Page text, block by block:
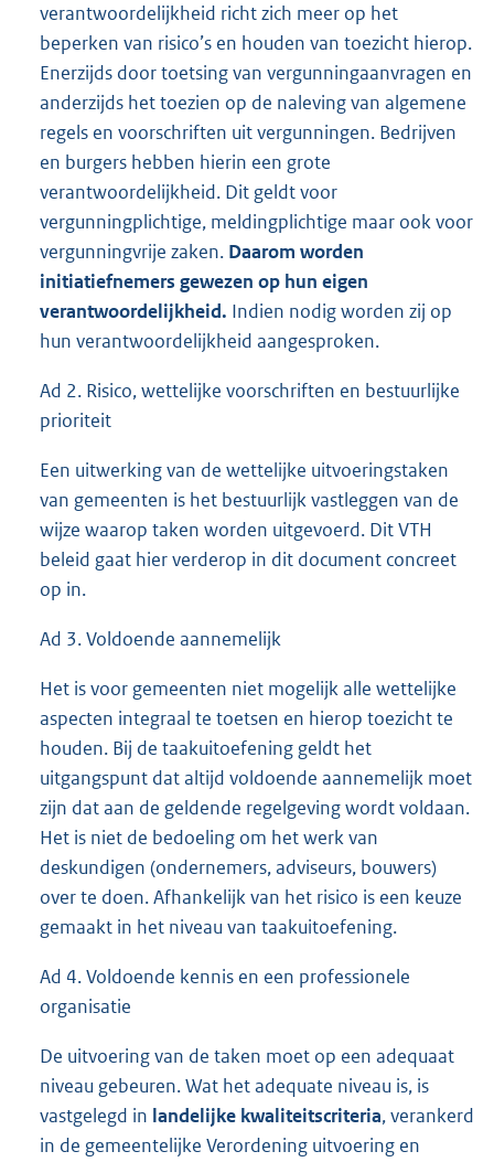
verantwoordelijkheid richt zich meer op het
beperken van risico’s en houden van toezicht hierop.
Enerzijds door toetsing van vergunningaanvragen en
anderzijds het toezien op de naleving van algemene
regels en voorschriften uit vergunningen. Bedrijven
en burgers hebben hierin een grote
verantwoordelijkheid. Dit geldt voor
vergunningplichtige, meldingplichtige maar ook voor
vergunningvrije zaken. Daarom worden
initiatiefnemers gewezen op hun eigen
verantwoordelijkheid. Indien nodig worden zij op
hun verantwoordelijkheid aangesproken.
Ad 2. Risico, wettelijke voorschriften en bestuurlijke
prioriteit
Een uitwerking van de wettelijke uitvoeringstaken
van gemeenten is het bestuurlijk vastleggen van de
wijze waarop taken worden uitgevoerd. Dit VTH
beleid gaat hier verderop in dit document concreet
op in.
Ad 3. Voldoende aannemelijk
Het is voor gemeenten niet mogelijk alle wettelijke
aspecten integraal te toetsen en hierop toezicht te
houden. Bij de taakuitoefening geldt het
uitgangspunt dat altijd voldoende aannemelijk moet
zijn dat aan de geldende regelgeving wordt voldaan.
Het is niet de bedoeling om het werk van
deskundigen (ondernemers, adviseurs, bouwers)
over te doen. Afhankelijk van het risico is een keuze
gemaakt in het niveau van taakuitoefening.
Ad 4. Voldoende kennis en een professionele
organisatie
De uitvoering van de taken moet op een adequaat
niveau gebeuren. Wat het adequate niveau is, is
vastgelegd in landelijke kwaliteitscriteria, verankerd
in de gemeentelijke Verordening uitvoering en